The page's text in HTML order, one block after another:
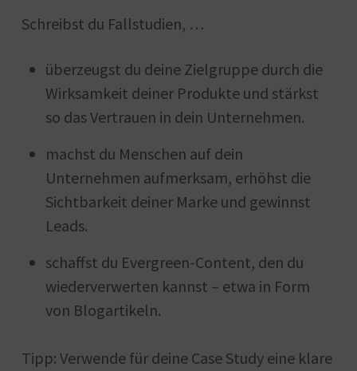
Schreibst du Fallstudien, …
überzeugst du deine Zielgruppe durch die
Wirksamkeit deiner Produkte und stärkst
so das Vertrauen in dein Unternehmen.
machst du Menschen auf dein
Unternehmen aufmerksam, erhöhst die
Sichtbarkeit deiner Marke und gewinnst
Leads.
schaffst du Evergreen-Content, den du
wiederverwerten kannst – etwa in Form
von Blogartikeln.
Tipp: Verwende für deine Case Study eine klare